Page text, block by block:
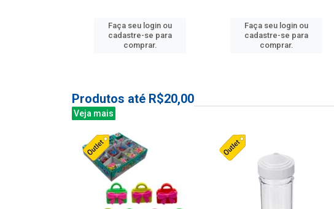
Faça seu login ou
cadastre-se para
comprar.
Faça seu login ou
cadastre-se para
comprar.
Produtos até R$20,00
Veja mais